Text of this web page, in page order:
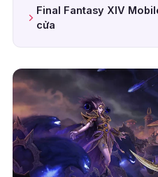
Final Fantasy XIV
cửa